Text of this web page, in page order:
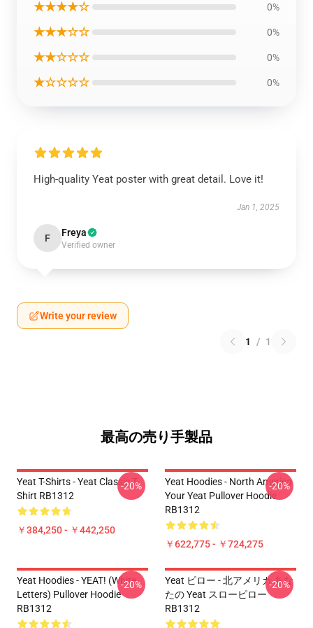
★★★★☆ 0%
★★★☆☆ 0%
★★☆☆☆ 0%
★☆☆☆☆ 0%
High-quality Yeat poster with great detail. Love it!
Jan 1, 2025
F Freya
Verified owner
Write your review
1 / 1
最高の売り手製品
Yeat T-Shirts - Yeat Classic T-
Shirt RB1312
￥384,250 - ￥442,250
-20%
Yeat Hoodies - North America
Your Yeat Pullover Hoodie
RB1312
￥622,775 - ￥724,275
-20%
Yeat Hoodies - YEAT! (white
Letters) Pullover Hoodie
RB1312
-20%
Yeat ピロー - 北アメリカ あな
たの Yeat スローピロー
RB1312
-20%